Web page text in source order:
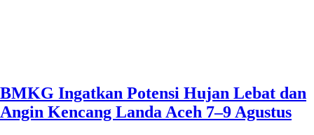
BMKG Ingatkan Potensi Hujan Lebat dan
Angin Kencang Landa Aceh 7–9 Agustus